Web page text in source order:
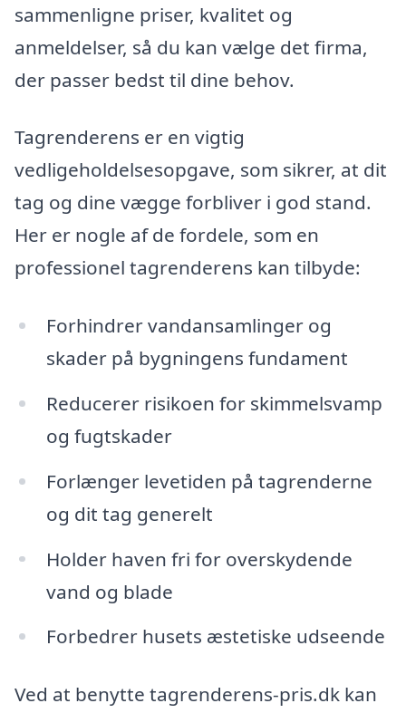
sammenligne priser, kvalitet og
anmeldelser, så du kan vælge det firma,
der passer bedst til dine behov.
Tagrenderens er en vigtig
vedligeholdelsesopgave, som sikrer, at dit
tag og dine vægge forbliver i god stand.
Her er nogle af de fordele, som en
professionel tagrenderens kan tilbyde:
Forhindrer vandansamlinger og
skader på bygningens fundament
Reducerer risikoen for skimmelsvamp
og fugtskader
Forlænger levetiden på tagrenderne
og dit tag generelt
Holder haven fri for overskydende
vand og blade
Forbedrer husets æstetiske udseende
Ved at benytte tagrenderens-pris.dk kan